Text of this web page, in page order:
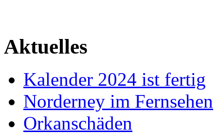
Aktuelles
Kalender 2024 ist fertig
Norderney im Fernsehen
Orkanschäden